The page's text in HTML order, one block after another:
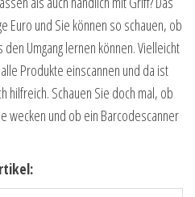
Euro und Sie können so schauen, ob
Umgang lernen können. Vielleicht
Produkte einscannen und da ist
hilfreich. Schauen Sie doch mal, ob
wecken und ob ein Barcodescanner